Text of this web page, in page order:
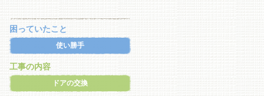
困っていたこと
使い勝手
工事の内容
ドアの交換